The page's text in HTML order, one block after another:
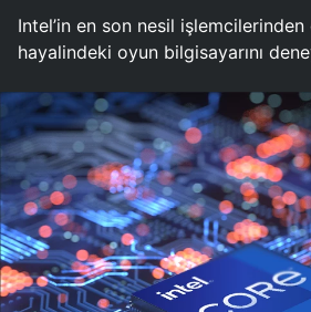
Intel’in en son nesil
hayalindeki oyun bilgisayarını